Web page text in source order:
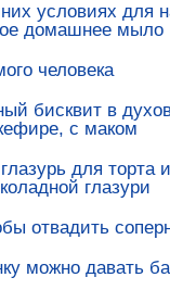
условиях для
домашнее мыло
человека
бисквит в
с маком
для торта
глазури
отвадить
можно давать